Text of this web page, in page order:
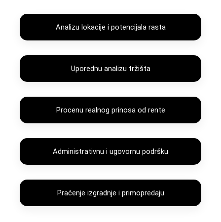
Analizu lokacije i potencijala rasta
Uporednu analizu tržišta
Procenu realnog prinosa od rente
Administrativnu i ugovornu podršku
Praćenje izgradnje i primopredaju